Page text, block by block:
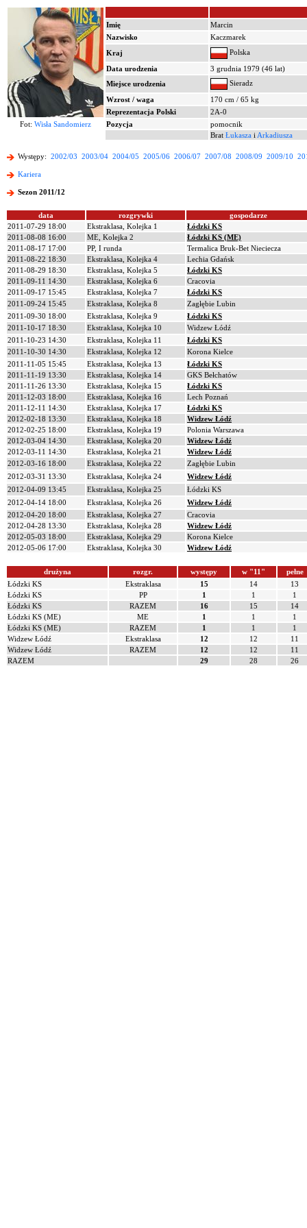
Imię
Marcin
Nazwisko
Kaczmarek
Kraj
Polska
Data urodzenia
3 grudnia 1979 (46 lat)
Miejsce urodzenia
Sieradz
Wzrost / waga
170 cm / 65 kg
Reprezentacja Polski
2A-0
Fot: Wisła Sandomierz Pozycja
pomocnik
Brat Łukasza i Arkadiusza
Występy: 2002/03 2003/04 2004/05 2005/06 2006/07 2007/08 2008/09 2009/10
Kariera
Sezon 2011/12
data rozgrywki
gospodarze
2011-07-29 18:00
Ekstraklasa, Kolejka 1
Łódzki KS
2011-08-08 16:00
ME, Kolejka 2
Łódzki KS (ME)
2011-08-17 17:00
PP, I runda
Termalica Bruk-Bet Nieciecza
2011-08-22 18:30
Ekstraklasa, Kolejka 4
Lechia Gdańsk
2011-08-29 18:30
Ekstraklasa, Kolejka 5
Łódzki KS
2011-09-11 14:30
Ekstraklasa, Kolejka 6
Cracovia
2011-09-17 15:45
Ekstraklasa, Kolejka 7
Łódzki KS
2011-09-24 15:45
Ekstraklasa, Kolejka 8
Zagłębie Lubin
2011-09-30 18:00
Ekstraklasa, Kolejka 9
Łódzki KS
2011-10-17 18:30
Ekstraklasa, Kolejka 10
Widzew Łódź
2011-10-23 14:30
Ekstraklasa, Kolejka 11
Łódzki KS
2011-10-30 14:30
Ekstraklasa, Kolejka 12
Korona Kielce
2011-11-05 15:45
Ekstraklasa, Kolejka 13
Łódzki KS
2011-11-19 13:30
Ekstraklasa, Kolejka 14
GKS Bełchatów
2011-11-26 13:30
Ekstraklasa, Kolejka 15
Łódzki KS
2011-12-03 18:00
Ekstraklasa, Kolejka 16
Lech Poznań
2011-12-11 14:30
Ekstraklasa, Kolejka 17
Łódzki KS
2012-02-18 13:30
Ekstraklasa, Kolejka 18
Widzew Łódź
2012-02-25 18:00
Ekstraklasa, Kolejka 19
Polonia Warszawa
2012-03-04 14:30
Ekstraklasa, Kolejka 20
Widzew Łódź
2012-03-11 14:30
Ekstraklasa, Kolejka 21
Widzew Łódź
2012-03-16 18:00
Ekstraklasa, Kolejka 22
Zagłębie Lubin
2012-03-31 13:30
Ekstraklasa, Kolejka 24
Widzew Łódź
2012-04-09 13:45
Ekstraklasa, Kolejka 25
Łódzki KS
2012-04-14 18:00
Ekstraklasa, Kolejka 26
Widzew Łódź
2012-04-20 18:00
Ekstraklasa, Kolejka 27
Cracovia
2012-04-28 13:30
Ekstraklasa, Kolejka 28
Widzew Łódź
2012-05-03 18:00
Ekstraklasa, Kolejka 29
Korona Kielce
2012-05-06 17:00
Ekstraklasa, Kolejka 30 Widzew Łódź
drużyna rozgr. występy w "11"
pełne
Łódzki KS
Ekstraklasa 15 14
13
Łódzki KS
PP 1 1
1
Łódzki KS
RAZEM 16 15
14
Łódzki KS (ME)
ME 1 1
1
Łódzki KS (ME)
RAZEM 1 1
1
Widzew Łódź
Ekstraklasa 12 12
11
Widzew Łódź
RAZEM 12 12
11
RAZEM
29 28 26